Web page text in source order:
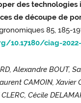
des technologies
de découpe de
85, 185-
10.17180/ciag-
Alexandre BOUT,
CAMOIN, Xavier
Cécile